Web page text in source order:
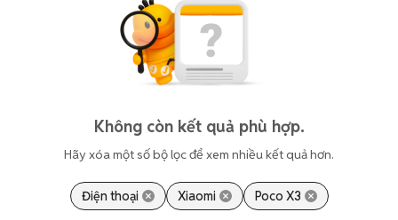
Không còn kết quả phù hợp.
Hãy xóa một số bộ lọc để xem nhiều kết quả hơn.
Điện thoại Xiaomi Poco X3